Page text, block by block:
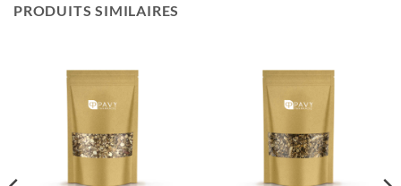
PRODUITS SIMILAIRES